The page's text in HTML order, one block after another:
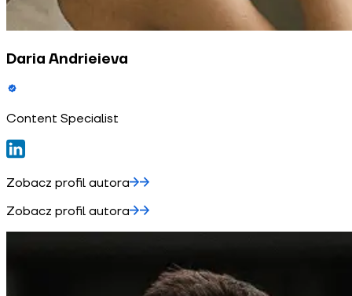
Daria Andrieieva
Content Specialist
Zobacz profil autora
Zobacz profil autora